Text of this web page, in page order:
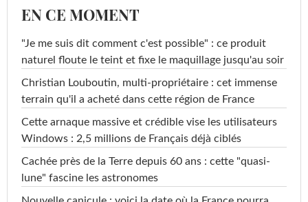
EN CE MOMENT
"Je me suis dit comment c'est possible" : ce produit
naturel floute le teint et fixe le maquillage jusqu'au soir
Christian Louboutin, multi-propriétaire : cet immense
terrain qu'il a acheté dans cette région de France
Cette arnaque massive et crédible vise les utilisateurs
Windows : 2,5 millions de Français déjà ciblés
Cachée près de la Terre depuis 60 ans : cette "quasi-
lune" fascine les astronomes